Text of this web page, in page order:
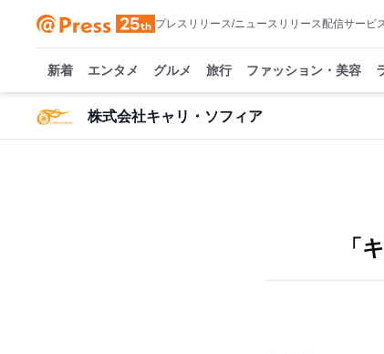
プレスリリース/ニュースリリース配信サービ
新着 エンタメ グルメ 旅行 ファッション・美容
株式会社キャリ・ソフィア
「